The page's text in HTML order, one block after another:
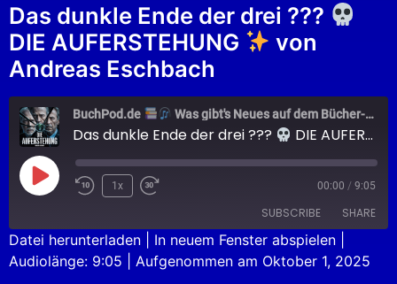
Das dunkle Ende der drei ???
DIE AUFERSTEHUNG
von
Andreas Eschbach
BuchPod.de Was gibt's Neues auf dem Bücher-Markt?
Das dunkle Ende der drei ??? DIE AUFERSTEHUNG
1x 00:00 / 9:05
SUBSCRIBE SHARE
Apple Podcasts Podcast.de
SHARE
Datei herunterladen In neuem Fenster abspielen
Audiolänge: 9:05
Aufgenommen am Oktober 1, 2025